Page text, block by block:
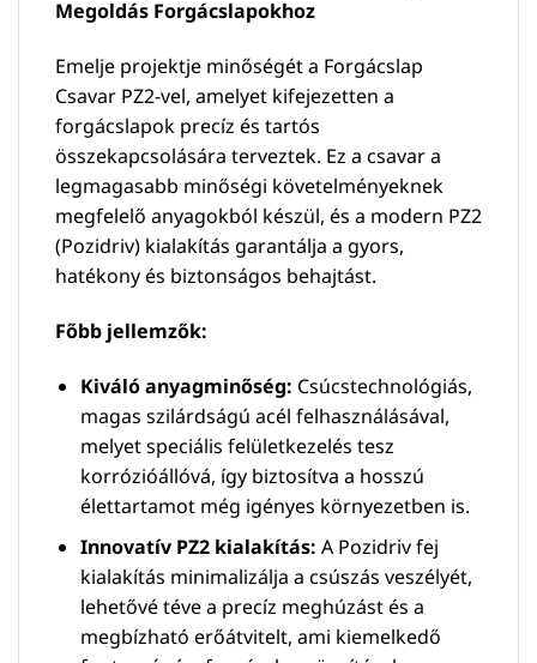
Megoldás Forgácslapokhoz
Emelje projektje minőségét a Forgácslap
Csavar PZ2-vel, amelyet kifejezetten a
forgácslapok precíz és tartós
összekapcsolására terveztek. Ez a csavar a
legmagasabb minőségi követelményeknek
megfelelő anyagokból készül, és a modern PZ2
(Pozidriv) kialakítás garantálja a gyors,
hatékony és biztonságos behajtást.
Főbb jellemzők:
Kiváló anyagminőség: Csúcstechnológiás,
magas szilárdságú acél felhasználásával,
melyet speciális felületkezelés tesz
korrózióállóvá, így biztosítva a hosszú
élettartamot még igényes környezetben is.
Innovatív PZ2 kialakítás: A Pozidriv fej
kialakítás minimalizálja a csúszás veszélyét,
lehetővé téve a precíz meghúzást és a
megbízható erőátvitelt, ami kiemelkedő